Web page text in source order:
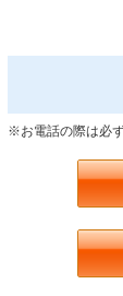
※お電話の際は必